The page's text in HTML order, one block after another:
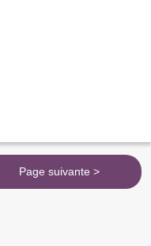
Page suivante >